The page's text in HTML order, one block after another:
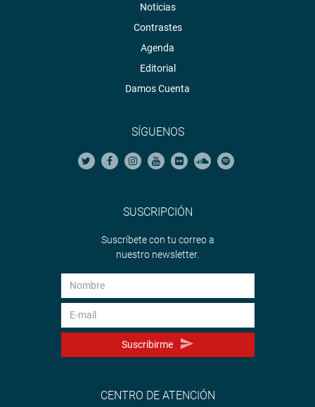
Noticias
Contrastes
Agenda
Editorial
Damos Cuenta
SÍGUENOS
SUSCRIPCIÓN
Suscríbete con tu correo a
nuestro newsletter.
Suscribirme
CENTRO DE ATENCIÓN